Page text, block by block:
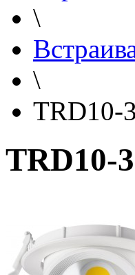
\
\
TRD10-
TRD10-